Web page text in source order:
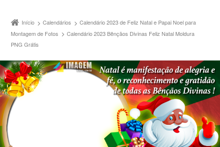
Início Calendários
Calendário 2023 de Feliz Natal e Papai Noel para
Montagem de Fotos
Calendário 2023 Bênçãos Divinas Feliz Natal Moldura
PNG Grátis